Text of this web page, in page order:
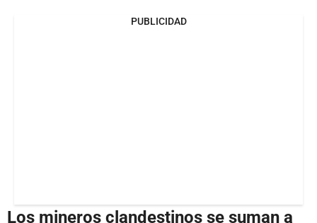
PUBLICIDAD
Los mineros clandestinos se suman a